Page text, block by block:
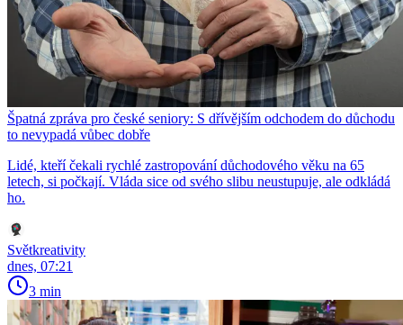
Špatná zpráva pro české seniory: S dřívějším odchodem do důchodu
to nevypadá vůbec dobře
Lidé, kteří čekali rychlé zastropování důchodového věku na 65
letech, si počkají. Vláda sice od svého slibu neustupuje, ale odkládá
ho.
Světkreativity
dnes, 07:21
3 min